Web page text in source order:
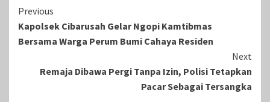
Continue
Reading
Previous
Kapolsek Cibarusah Gelar Ngopi Kamtibmas
Bersama Warga Perum Bumi Cahaya Residen
Next
Remaja Dibawa Pergi Tanpa Izin, Polisi Tetapkan
Pacar Sebagai Tersangka